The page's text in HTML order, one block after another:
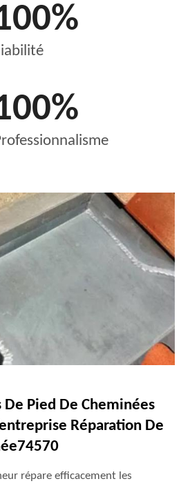
%
%
De Pied De Cheminées
Réparation De
répare efficacement les